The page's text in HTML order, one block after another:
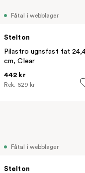
Fåtal i webblager
Stelton
Pilastro ugnsfast fat
cm, Clear
442 kr
Rek. 629 kr
Fåtal i webblager
Stelton